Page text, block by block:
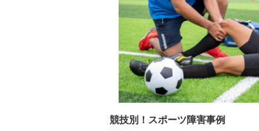
競技別！スポーツ障害事例